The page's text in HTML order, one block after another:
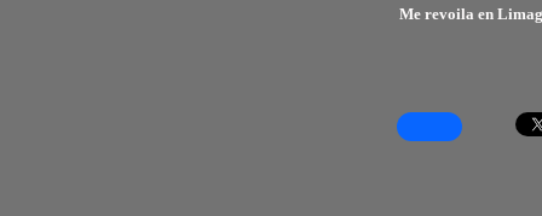
Me revoila en